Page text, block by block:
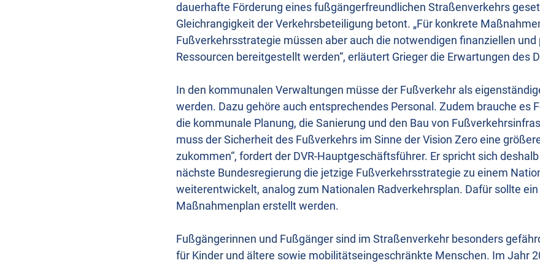
dauerhafte Förderung eines fußgängerfreundlichen Straßenverkehrs
Gleichrangigkeit der Verkehrsbeteiligung betont. „Für konkrete
Fußverkehrsstrategie müssen aber auch die notwendigen finanziellen und
Ressourcen bereitgestellt werden“, erläutert Grieger die Erwartungen des
In den kommunalen Verwaltungen müsse der Fußverkehr als
werden. Dazu gehöre auch entsprechendes Personal. Zudem brauche es
die kommunale Planung, die Sanierung und den Bau von
muss der Sicherheit des Fußverkehrs im Sinne der Vision Zero eine
zukommen“, fordert der DVR-Hauptgeschäftsführer. Er spricht sich
nächste Bundesregierung die jetzige Fußverkehrsstrategie zu einem
weiterentwickelt, analog zum Nationalen Radverkehrsplan. Dafür sollte
Maßnahmenplan erstellt werden.
Fußgängerinnen und Fußgänger sind im Straßenverkehr besonders
für Kinder und ältere sowie mobilitätseingeschränkte Menschen. Im Jahr